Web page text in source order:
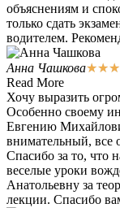
объяснениям и
только сдать
водителем.
Анна Чашкова★★★
Read More
Хочу выразить
Особенно своему
Евгению
внимательный, все
Спасибо за то, что
веселые уроки
Анатольевну за
лекции. Спасибо